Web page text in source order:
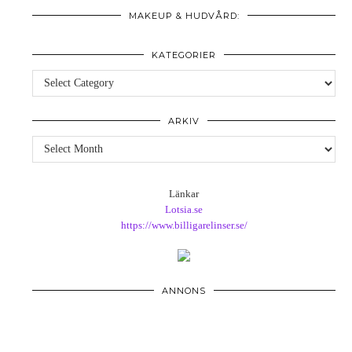
MAKEUP & HUDVÅRD:
KATEGORIER
Kategorier
ARKIV
Arkiv
Länkar
Lotsia.se
https://www.billigarelinser.se/
ANNONS